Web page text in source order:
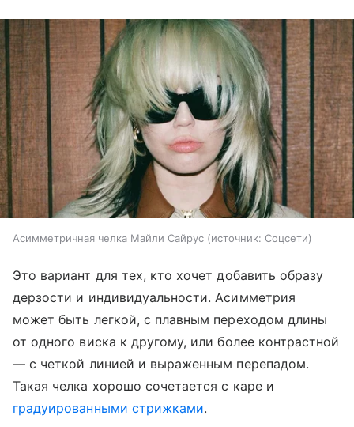
Асимметричная челка Майли Сайрус источник: Соцсети
Это вариант для тех, кто хочет добавить образу
дерзости и индивидуальности. Асимметрия
может быть легкой, с плавным переходом длины
от одного виска к другому, или более контрастной
— с четкой линией и выраженным перепадом.
Такая челка хорошо сочетается с каре и
градуированными стрижками.